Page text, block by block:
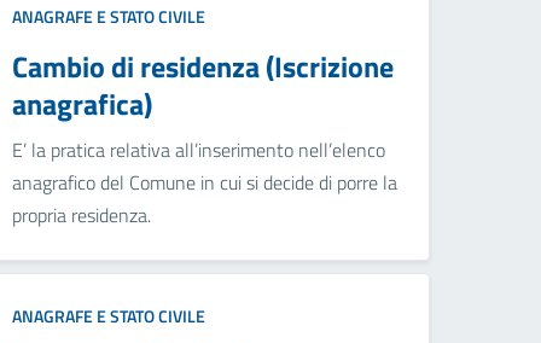
ANAGRAFE E STATO CIVILE
Cambio di residenza (Iscrizione
anagrafica)
E’ la pratica relativa all’inserimento nell’elenco
anagrafico del Comune in cui si decide di porre la
propria residenza.
ANAGRAFE E STATO CIVILE